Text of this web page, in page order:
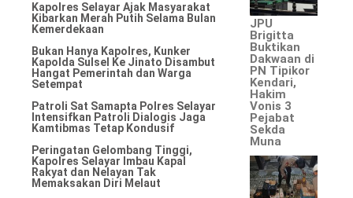
Kapolres Selayar Ajak Masyarakat
Kibarkan Merah Putih Selama Bulan
Kemerdekaan
Bukan Hanya Kapolres, Kunker
Kapolda Sulsel Ke Jinato Disambut
Hangat Pemerintah dan Warga
Setempat
Patroli Sat Samapta Polres Selayar
Intensifkan Patroli Dialogis Jaga
Kamtibmas Tetap Kondusif
Peringatan Gelombang Tinggi,
Kapolres Selayar Imbau Kapal
Rakyat dan Nelayan Tak
Memaksakan Diri Melaut
JPU
Brigitta
Buktikan
Dakwaan di
PN Tipikor
Kendari,
Hakim
Vonis 3
Pejabat
Sekda
Muna